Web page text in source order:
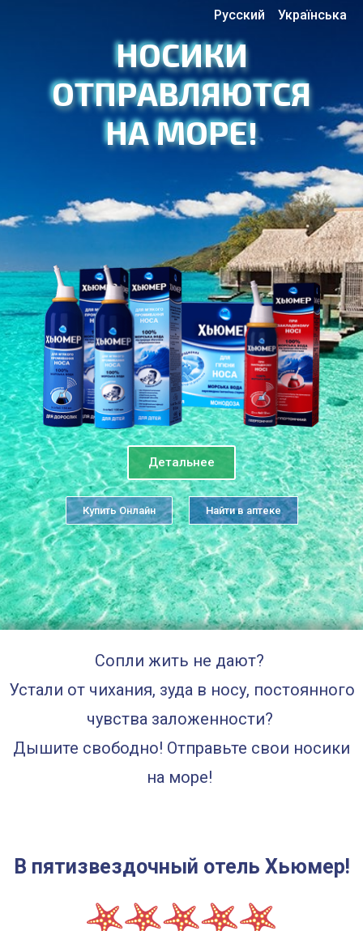
Русский Українська
НОСИКИ
ОТПРАВЛЯЮТСЯ
НА МОРЕ!
Детальнее
Купить Онлайн Найти в аптеке
Сопли жить не дают?
Устали от чихания, зуда в носу, постоянного
чувства заложенности?
Дышите свободно! Отправьте свои носики
на море!
В пятизвездочный отель Хьюмер!